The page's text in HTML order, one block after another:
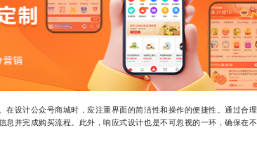
在设计公众号商城时，应注重界面的简洁性和操作的便捷性。通过合理
息并完成购买流程。此外，响应式设计也是不可忽视的一环，确保在不